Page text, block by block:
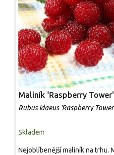
Maliník 'Raspberry Tower'
Rubus idaeus 'Raspberry
Skladem
Nejoblíbenější maliník na trhu.